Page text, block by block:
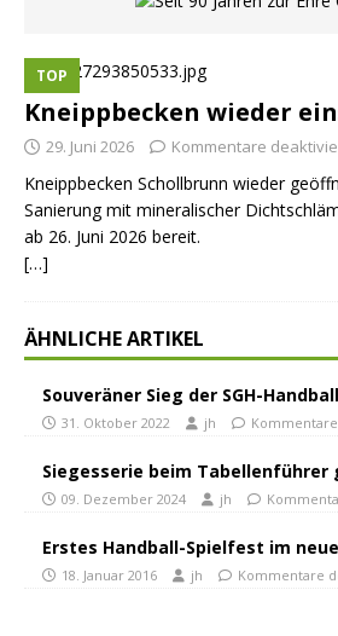
TOP
Kneippbecken wieder
29. Juni 2026 Kommentare
Kneippbecken Schollbrunn wieder
Sanierung mit mineralischer
ab 26. Juni 2026 bereit.
[…]
ÄHNLICHE ARTIKEL
Souveräner Sieg der SGH-
31. Oktober 2022 jh
Siegesserie beim Tabellenführer
09. Dezember 2024 jh
Erstes Handball-Spielfest im
18. Januar 2016 jh Kommentare